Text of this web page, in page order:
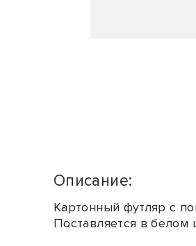
Описание:
Картонный футляр с
Поставляется в белом